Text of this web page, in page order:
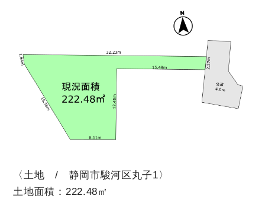
〈土地 / 静岡市駿河区丸子1〉
土地面積：222.48㎡